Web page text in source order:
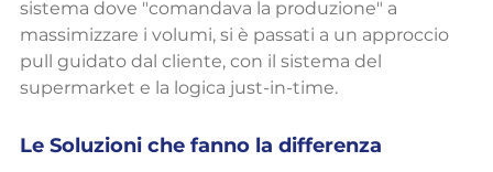
sistema dove "comandava la produzione" a
massimizzare i volumi, si è passati a un approccio
pull guidato dal cliente, con il sistema del
supermarket e la logica just-in-time.
Le Soluzioni che fanno la differenza